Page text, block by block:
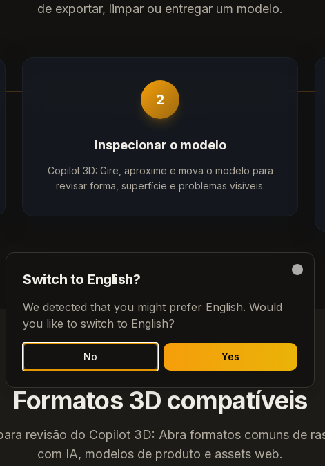
de exportar, limpar ou entregar um modelo.
2
Inspecionar o modelo
Copilot 3D: Gire, aproxime e mova o modelo para
revisar forma, superfície e problemas visíveis.
Formatos 3D compatíveis
revisão do Copilot 3D: Abra formatos comuns de
com IA, modelos de produto e assets web.
Switch to English?
We detected that you might prefer English. Would
you like to switch to English?
No Yes